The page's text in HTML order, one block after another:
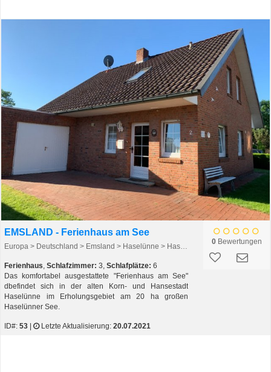
EMSLAND - Ferienhaus am See
Europa > Deutschland > Emsland > Haselünne > Haselünne
Ferienhaus, Schlafzimmer: 3, Schlafplätze: 6
Das komfortabel ausgestattete "Ferienhaus am See"
dbefindet sich in der alten Korn- und Hansestadt
Haselünne im Erholungsgebiet am 20 ha großen
Haselünner See.
ID#: 53 Letzte Aktualisierung: 20.07.2021
0Bewertungen